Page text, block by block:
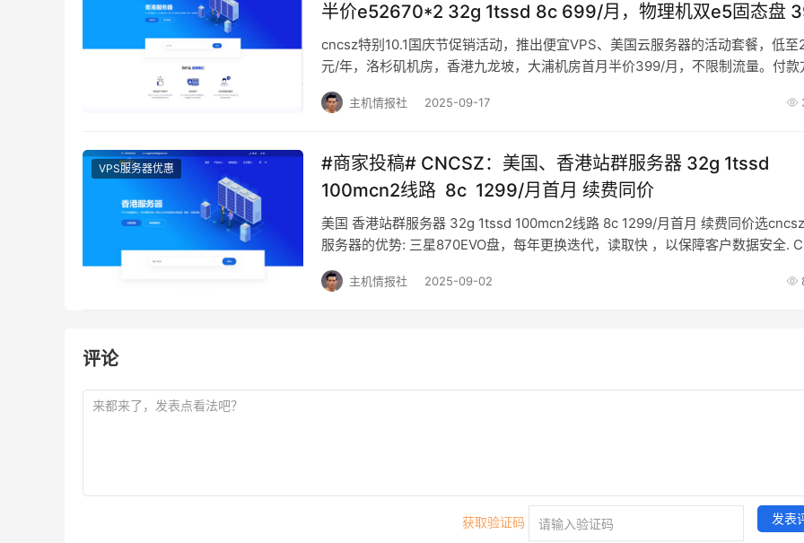
半价e52670*2 32g 1tssd 8c 699/月，物理机双e5固态盘 399/
月起
cncsz特别10.1国庆节促销活动，推出便宜VPS、美国云服务器的活动套餐，低至
元/年，洛杉矶机房，香港九龙坡，大浦机房首月半价399/月，不限制流量。付款
灵活，本次套餐配置更高、
主机情报社 2025-09-17
VPS服务器优惠
#商家投稿# CNCSZ：美国、香港站群服务器 32g 1tssd
100mcn2线路 8c 1299/月首月 续费同价
美国 香港站群服务器 32g 1tssd 100mcn2线路 8c 1299/月首月 续费同价选cncsz.com
服务器的优势: 三星870EVO盘，每年更换迭代，读取快 ，以保障客户数据安全.
置更高，最高可
主机情报社 2025-09-02
评论
获取验证码 发表